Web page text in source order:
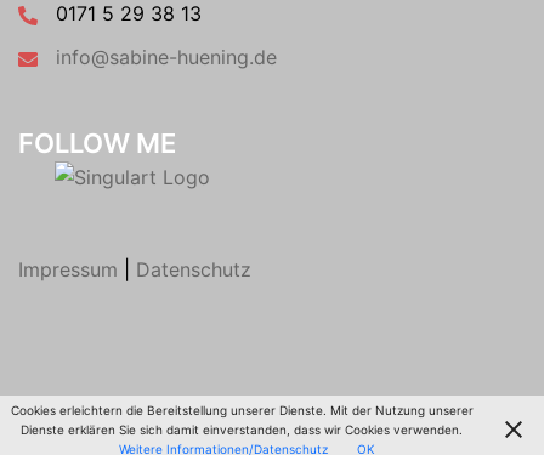
0171 5 29 38 13
info@sabine-huening.de
FOLLOW ME
Impressum Datenschutz
© 2026 Sabine Hüning. Stolz präsentiert vonSydney
Cookies erleichtern die Bereitstellung unserer Dienste. Mit der Nutzung unserer
Dienste erklären Sie sich damit einverstanden, dass wir Cookies verwenden.
Weitere Informationen/Datenschutz
OK